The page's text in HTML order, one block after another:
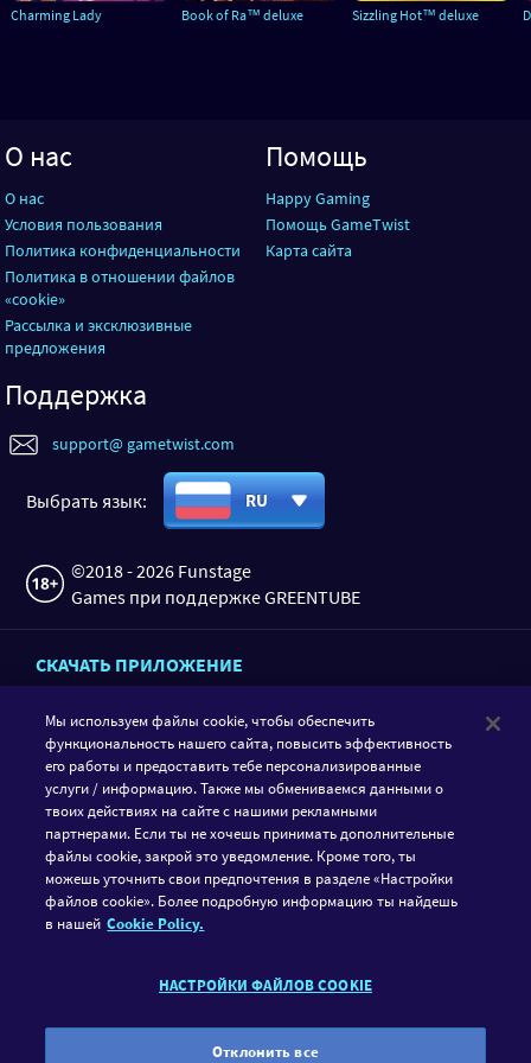
Charming Lady Book of Ra™ deluxe Sizzling Hot™ deluxe
О нас
О нас
Условия пользования
Политика конфиденциальности
Политика в отношении файлов
«cookie»
Рассылка и эксклюзивные
предложения
Помощь
Happy Gaming
Помощь GameTwist
Карта сайта
Поддержка
support@ gametwist.com
Выбрать язык: RU
©2018 - 2026 Funstage
Games при поддержке GREENTUBE
СКАЧАТЬ ПРИЛОЖЕНИЕ
СЛЕДУЙ ЗА GAMETWIST
FACEBOOK
GameTwist является платформой социального казино. Игра
должна приносить исключительно положительные эмоции.
Поэтому у нас вы можете играть только на виртуальную
Мы используем файлы cookie, чтобы обеспечить
функциональность нашего сайта, повысить эффективность
его работы и предоставить тебе персонализированные
услуги / информацию. Также мы обмениваемся данными о
твоих действиях на сайте с нашими рекламными
партнерами. Если ты не хочешь принимать дополнительные
файлы cookie, закрой это уведомление. Кроме того, ты
можешь уточнить свои предпочтения в разделе «Настройки
файлов cookie». Более подробную информацию ты найдешь
в нашей Cookie Policy.
НАСТРОЙКИ ФАЙЛОВ COOKIE
Отклонить все